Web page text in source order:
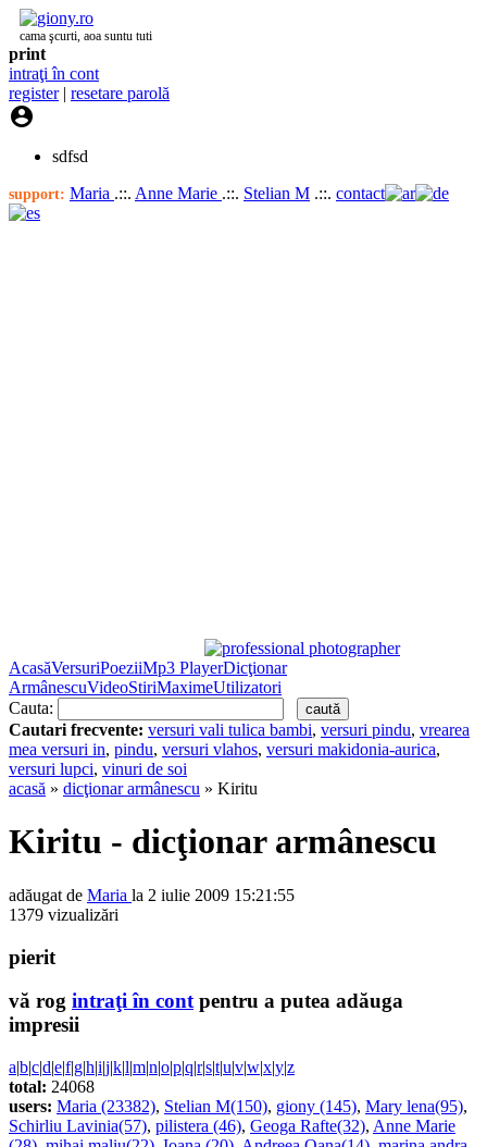
cama şcurti, aoa suntu tuti
print
intraţi în cont
register| resetare parolă

sdfsd
support: Maria .::. Anne Marie .::. Stelian M .::. contact
AcasăVersuriPoeziiMp3 PlayerDicţionar
ArmânescuVideoStiriMaximeUtilizatori
Cauta:
Cautari frecvente: versuri vali tulica bambi, versuri pindu, vrearea
mea versuri in, pindu, versuri vlahos, versuri makidonia-aurica,
versuri lupci, vinuri de soi
acasă » dicţionar armânescu » Kiritu
Kiritu - dicţionar armânescu
adăugat de Maria la 2 iulie 2009 15:21:55
1379 vizualizări
pierit
vă rog intraţi în contpentru a putea adăuga
impresii
a|b|c|d|e|f|g|h|i|j|k|l|m|n|o|p|q|r|s|t|u|v|w|x|y|z
total: 24068
users: Maria (23382), Stelian M(150), giony (145), Mary lena(95),
Schirliu Lavinia(57), pilistera (46), Geoga Rafte(32), Anne Marie